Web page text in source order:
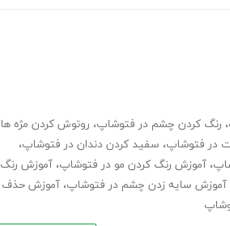
، رنگ کردن چشم در فتوشاپ، روتوش کردن مژه ها
در فتوشاپ، سفید کردن دندان در فتوشاپ،
، آموزش رنگ کردن مو در فتوشاپ، آموزش رنگ
آموزش سایه زدن چشم در فتوشاپ، آموزش حذف